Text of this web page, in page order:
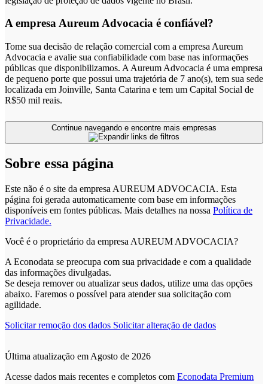
A empresa Aureum Advocacia é confiável?
Tome sua decisão de relação comercial com a empresa Aureum
Advocacia e avalie sua confiabilidade com base nas informações
públicas que disponibilizamos. A Aureum Advocacia é uma empresa
de pequeno porte que possui uma trajetória de 7 ano(s), tem sua sede
localizada em Joinville, Santa Catarina e tem um Capital Social de
R$50 mil reais.
Sobre essa página
Este não é o site da empresa AUREUM ADVOCACIA. Esta
página foi gerada automaticamente com base em informações
disponíveis em fontes públicas. Mais detalhes na nossa Política de
Privacidade.
Você é o proprietário da empresa AUREUM ADVOCACIA?
A Econodata se preocupa com sua privacidade e com a qualidade
das informações divulgadas.
Se deseja remover ou atualizar seus dados, utilize uma das opções
abaixo. Faremos o possível para atender sua solicitação com
agilidade.
Solicitar remoção dos dados Solicitar alteração de dados
Última atualização em Agosto de 2026
Acesse dados mais recentes e completos com Econodata Premium